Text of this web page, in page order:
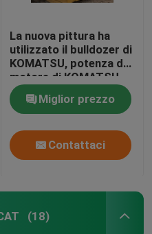
La nuova pittura ha
utilizzato il bulldozer di
KOMATSU, potenza del
motore di KOMATSU
D85A-21 228hp del
bulldozerMiglior prezzo
Contattaci
(18)